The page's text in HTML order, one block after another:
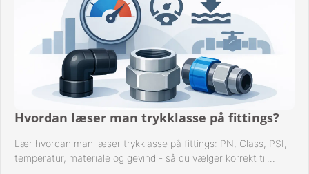
Hvordan læser man trykklasse på fittings?
Lær hvordan man læser trykklasse på fittings: PN, Class, PSI,
temperatur, materiale og gevind - så du vælger korrekt til